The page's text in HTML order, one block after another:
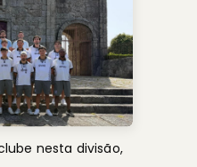
nesta divisão,